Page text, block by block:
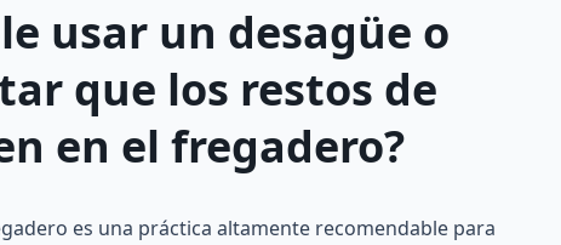
usar un desagüe o
que los restos de
en el fregadero?
es una práctica altamente recomendable para